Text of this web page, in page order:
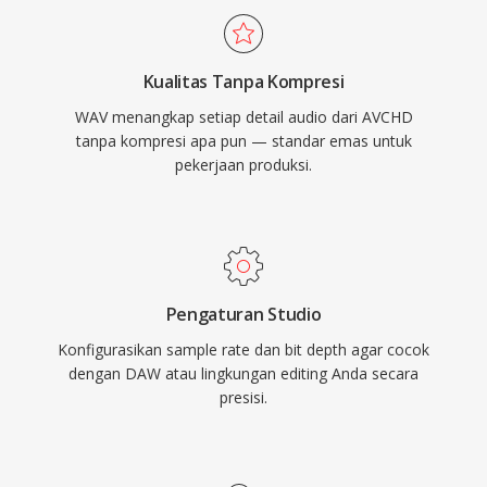
kompresi, data yang disimpan adalah
representasi digital yang persis dari rekaman
asli, menjadikannya pilihan utama untuk
mastering dan pengarsipan. WAV juga
mendukung metadata tertanam melalui chunk
INFO dan BWF, memungkinkan timestamping
CD memakan sekitar 10 MB — dan struktur
meskipun RF64 menghilangkan batasan
tersebut.
Kualitas Tanpa Kompresi
WAV menangkap setiap detail audio dari AVCHD
tanpa kompresi apa pun — standar emas untuk
pekerjaan produksi.
Pengaturan Studio
Konfigurasikan sample rate dan bit depth agar cocok
dengan DAW atau lingkungan editing Anda secara
presisi.